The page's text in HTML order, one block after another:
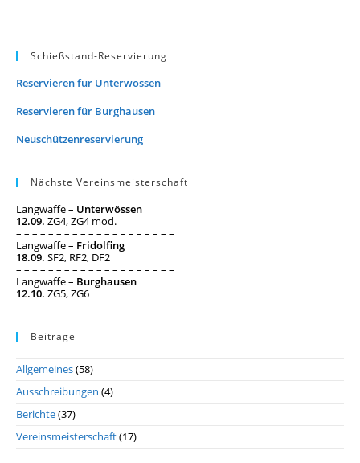
Schießstand-Reservierung
Reservieren für Unterwössen
Reservieren für Burghausen
Neuschützenreservierung
Nächste Vereinsmeisterschaft
Langwaffe – Unterwössen
12.09. ZG4, ZG4 mod.
– – – – – – – – – – – – – – – – – – – –
Langwaffe – Fridolfing
18.09. SF2, RF2, DF2
– – – – – – – – – – – – – – – – – – – –
Langwaffe – Burghausen
12.10. ZG5, ZG6
Beiträge
Allgemeines(58)
Ausschreibungen (4)
Berichte(37)
Vereinsmeisterschaft(17)